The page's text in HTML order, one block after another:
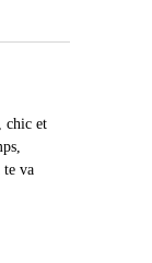
chic et
te va